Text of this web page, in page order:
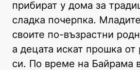
прибират у дома за
сладка почерпка.
своите по-възрастни
а децата искат прошка от
си. По време на Байрама